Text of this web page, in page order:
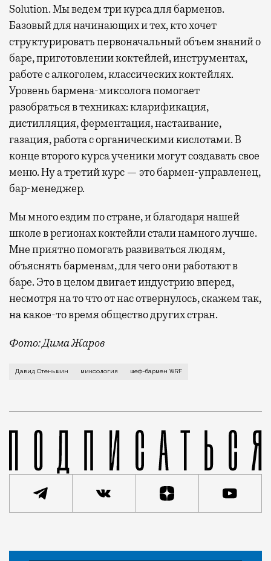
Solution. Мы ведем три курса для барменов.
Базовый для начинающих и тех, кто хочет
структурировать первоначальный объем знаний о
баре, приготовлении коктейлей, инструментах,
работе с алкоголем, классических коктейлях.
Уровень бармена-миксолога помогает
разобраться в техниках: кларификация,
дистилляция, ферментация, настаивание,
газация, работа с органическими кислотами. В
конце второго курса ученики могут создавать свое
меню. Ну а третий курс — это бармен-управленец,
бар-менеджер.
Мы много ездим по стране, и благодаря нашей
школе в регионах коктейли стали намного лучше.
Мне приятно помогать развиваться людям,
объяснять барменам, для чего они работают в
баре. Это в целом двигает индустрию вперед,
несмотря на то что от нас отвернулось, скажем так,
на какое-то время общество других стран.
Фото: Дима Жаров
Шеф-бармен WRF и один из
Давид Стеньшин миксология шеф-бармен WRF
Статья
Владимир Гридин